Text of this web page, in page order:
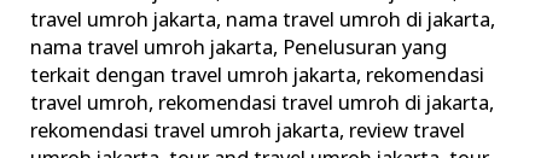
travel umroh jakarta, nama travel umroh di jakarta,
nama travel umroh jakarta, Penelusuran yang
terkait dengan travel umroh jakarta, rekomendasi
travel umroh, rekomendasi travel umroh di jakarta,
rekomendasi travel umroh jakarta, review travel